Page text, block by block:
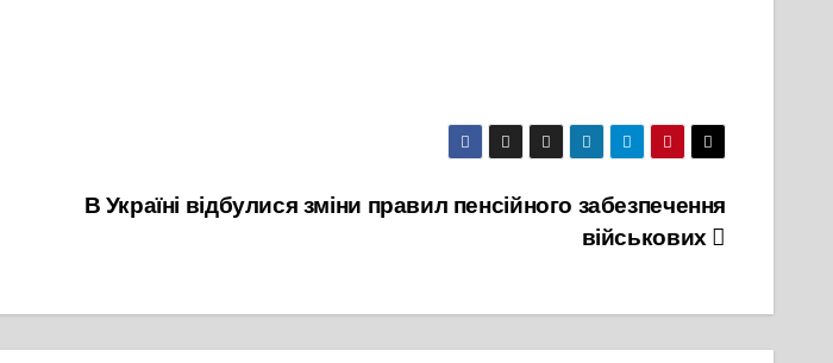
В Україні відбулися зміни правил пенсійного забезпечення
військових